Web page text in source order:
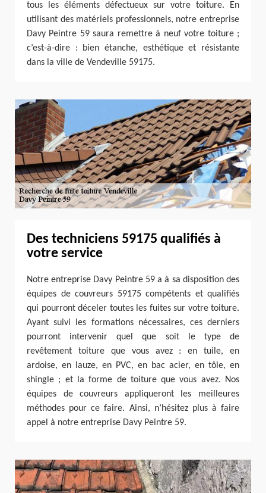
tous les éléments défectueux sur votre toiture. En
utilisant des matériels professionnels, notre entreprise
Davy Peintre 59 saura remettre à neuf votre toiture ;
c’est-à-dire : bien étanche, esthétique et résistante
dans la ville de Vendeville 59175.
Des techniciens 59175 qualifiés à
votre service
Notre entreprise Davy Peintre 59 a à sa disposition des
équipes de couvreurs 59175 compétents et qualifiés
qui pourront déceler toutes les fuites sur votre toiture.
Ayant suivi les formations nécessaires, ces derniers
pourront intervenir quel que soit le type de
revêtement toiture que vous avez : en tuile, en
ardoise, en lauze, en PVC, en bac acier, en tôle, en
shingle ; et la forme de toiture que vous avez. Nos
équipes de couvreurs appliqueront les meilleures
méthodes pour ce faire. Ainsi, n’hésitez plus à faire
appel à notre entreprise Davy Peintre 59.